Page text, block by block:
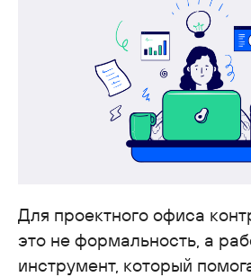
Для проектного офиса
это не формальность, а
инструмент, который